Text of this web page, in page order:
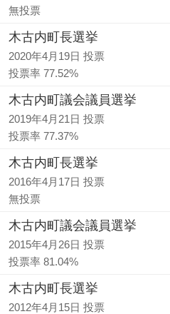
無投票
木古内町長選挙
2020年4月19日 投票
投票率 77.52%
木古内町議会議員選挙
2019年4月21日 投票
投票率 77.37%
木古内町長選挙
2016年4月17日 投票
無投票
木古内町議会議員選挙
2015年4月26日 投票
投票率 81.04%
木古内町長選挙
2012年4月15日 投票